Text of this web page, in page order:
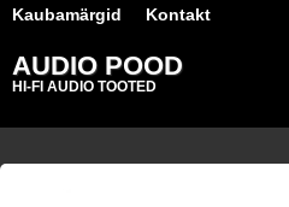
Kaubamärgid Kontakt
AUDIO POOD
HI-FI AUDIO TOOTED